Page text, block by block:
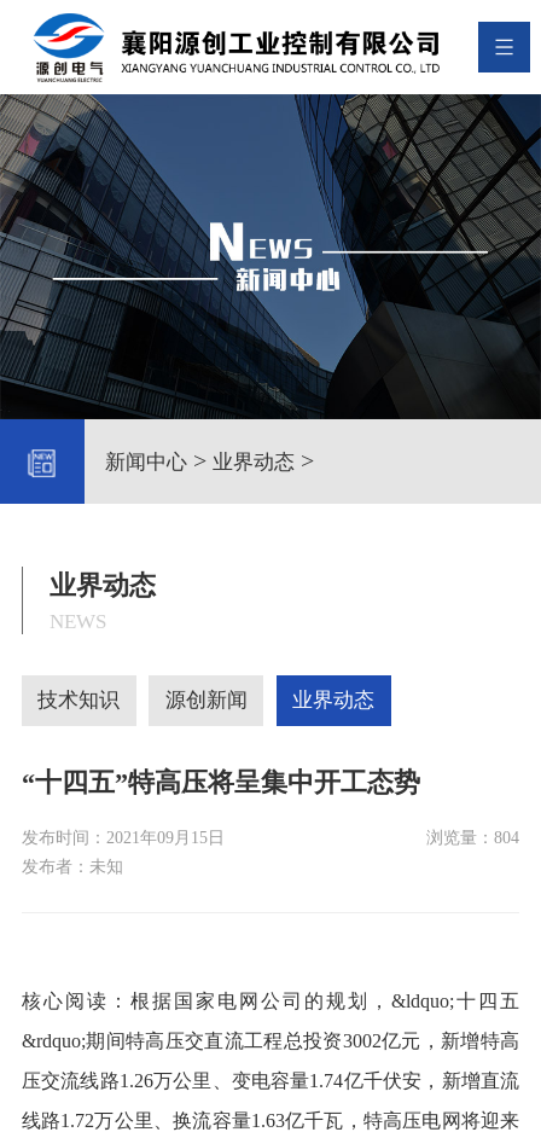
新闻中心> 业界动态>
业界动态
NEWS
技术知识 源创新闻 业界动态
“十四五”特高压将呈集中开工态势
发布时间： 2021年09月15日 浏览量：804
发布者： 未知
核心阅读：根据国家电网公司的规划，&ldquo;十四五
&rdquo;期间特高压交直流工程总投资3002亿元，新增特高
压交流线路1.26万公里、变电容量1.74亿千伏安，新增直流
线路1.72万公里、换流容量1.63亿千瓦，特高压电网将迎来